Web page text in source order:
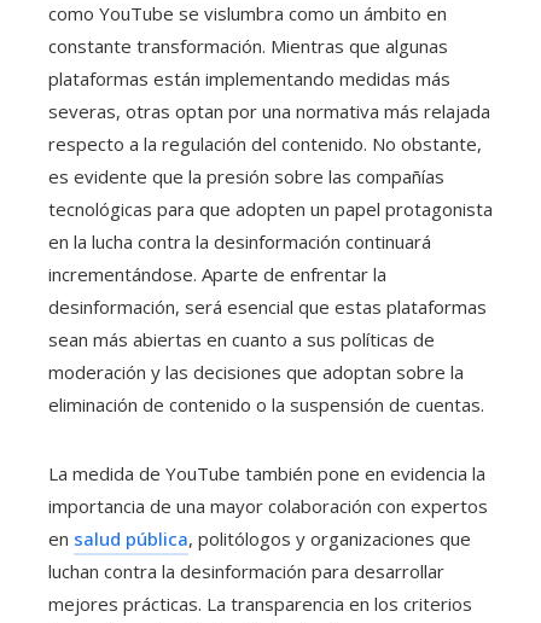
como YouTube se vislumbra como un ámbito en
constante transformación. Mientras que algunas
plataformas están implementando medidas más
severas, otras optan por una normativa más relajada
respecto a la regulación del contenido. No obstante,
es evidente que la presión sobre las compañías
tecnológicas para que adopten un papel protagonista
en la lucha contra la desinformación continuará
incrementándose. Aparte de enfrentar la
desinformación, será esencial que estas plataformas
sean más abiertas en cuanto a sus políticas de
moderación y las decisiones que adoptan sobre la
eliminación de contenido o la suspensión de cuentas.
La medida de YouTube también pone en evidencia la
importancia de una mayor colaboración con expertos
en salud pública, politólogos y organizaciones que
luchan contra la desinformación para desarrollar
mejores prácticas. La transparencia en los criterios